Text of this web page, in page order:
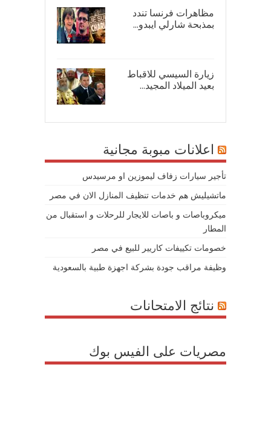
مظاهرات فرنسا تندد
بمذبحة شارلي ايبدو...
زيارة السيسي للاقباط
بعيد الميلاد المجيد...
اعلانات مبوبة مجانية
تأجير سيارات زفاف ليموزين او مرسيدس
ماتشيليش هم خدمات تنظيف المنازل الان في مصر
ميكروباصات و باصات للايجار للرحلات و استقبال من
المطار
خصومات تكييفات كاريير للبيع في مصر
وظيفة مراقب جودة بشركة اجهزة طبية بالسعودية
نتائج الامتحانات
مصريات على الفيس بوك